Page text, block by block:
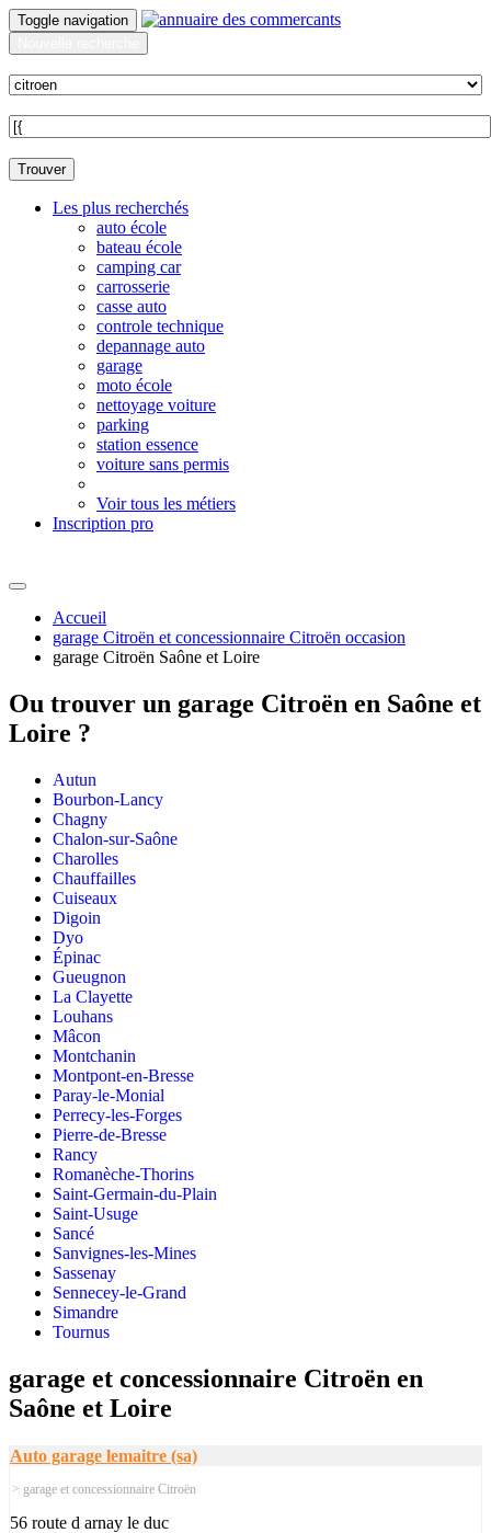
Toggle navigation
Trouver
Les plus recherchés
auto école
bateau école
camping car
carrosserie
casse auto
controle technique
depannage auto
garage
moto école
nettoyage voiture
parking
station essence
voiture sans permis
Voir tous les métiers
Inscription pro
Accueil
garage Citroën et concessionnaire Citroën occasion
garage Citroën Saône et Loire
Ou trouver un garage Citroën en Saône et
Loire ?
Autun
Bourbon-Lancy
Chagny
Chalon-sur-Saône
Charolles
Chauffailles
Cuiseaux
Digoin
Dyo
Épinac
Gueugnon
La Clayette
Louhans
Mâcon
Montchanin
Montpont-en-Bresse
Paray-le-Monial
Perrecy-les-Forges
Pierre-de-Bresse
Rancy
Romanèche-Thorins
Saint-Germain-du-Plain
Saint-Usuge
Sancé
Sanvignes-les-Mines
Sassenay
Sennecey-le-Grand
Simandre
Tournus
garage et concessionnaire Citroën en
Saône et Loire
Auto garage lemaitre (sa)
> garage et concessionnaire Citroën
56 route d arnay le duc